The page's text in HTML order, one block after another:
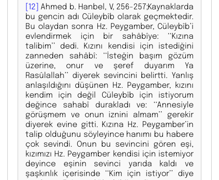
[12] Ahmed b. Hanbel, V, 256-257;Kaynaklarda
bu gencin adı Cüleybîb olarak geçmektedir.
Bu olaydan sonra Hz. Peygamber, Cüleybîb’i
evlendirmek için bir sahâbîye: ‘‘Kızına
talibim’’ dedi. Kızını kendisi için istediğini
zanneden sahâbî: ‘‘İsteğin başım gözüm
üzerine, onur ve şeref duyarım Ya
Rasûlallah’’ diyerek sevincini belirtti. Yanlış
anlaşıldığını düşünen Hz. Peygamber, kızını
kendim için değil Cüleybîb için istiyorum
değince sahabî durakladı ve: ‘‘Annesiyle
görüşmem ve onun iznini almam’’ gerekir
diyerek evine gitti. Kızına Hz. Peygamber’in
talip olduğunu söyleyince hanımı bu habere
çok sevindi. Onun bu sevincini gören eşi,
kızımızı Hz. Peygamber kendisi için istemiyor
deyince eşinin sevinci yarıda kaldı ve
şaşkınlık içerisinde ‘‘Kim için istiyor’’ diye